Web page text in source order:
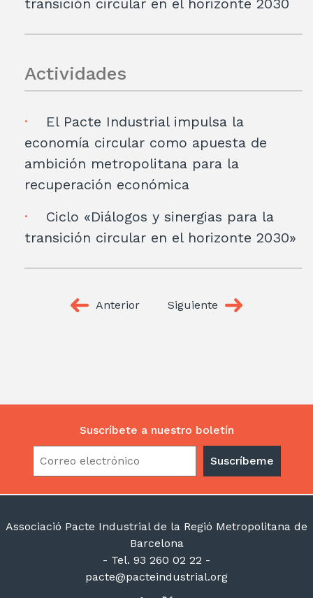
Actividades
El Pacte Industrial impulsa la
economía circular como apuesta de
ambición metropolitana para la
recuperación económica
Ciclo «Diálogos y sinergias para la
transición circular en el horizonte 2030»
Anterior Siguiente
Suscríbete a nuestro boletín
Associació Pacte Industrial de la Regió Metropolitana de
Barcelona
- Tel. 93 260 02 22 -
pacte@pacteindustrial.org